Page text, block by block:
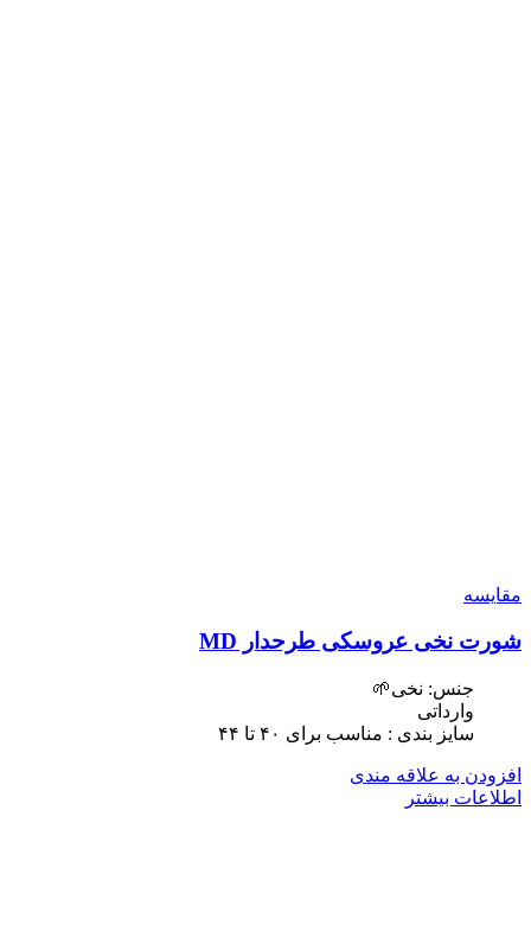
مقایسه
شورت نخی عروسکی طرحدار MD
جنس: نخی🌱
وارداتی
سایز بندی : مناسب برای ۴٠ تا ۴۴
افزودن به علاقه مندی
اطلاعات بیشتر